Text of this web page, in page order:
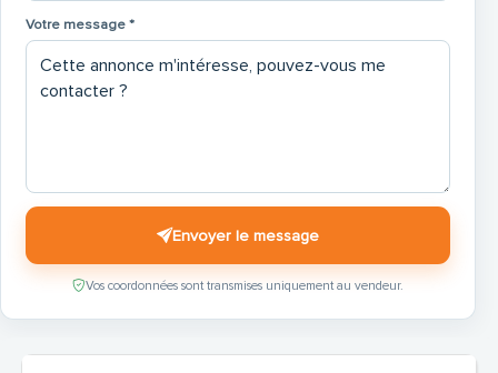
Votre message *
Envoyer le message
Vos coordonnées sont transmises uniquement au vendeur.